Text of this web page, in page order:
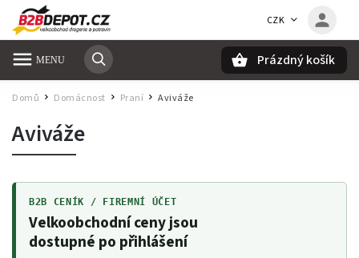
CZK
Prázdný košík
Domů / Domácnost Praní / Aviváže
Aviváže
B2B CENÍK / FIREMNÍ ÚČET
Velkoobchodní ceny jsou
dostupné po přihlášení